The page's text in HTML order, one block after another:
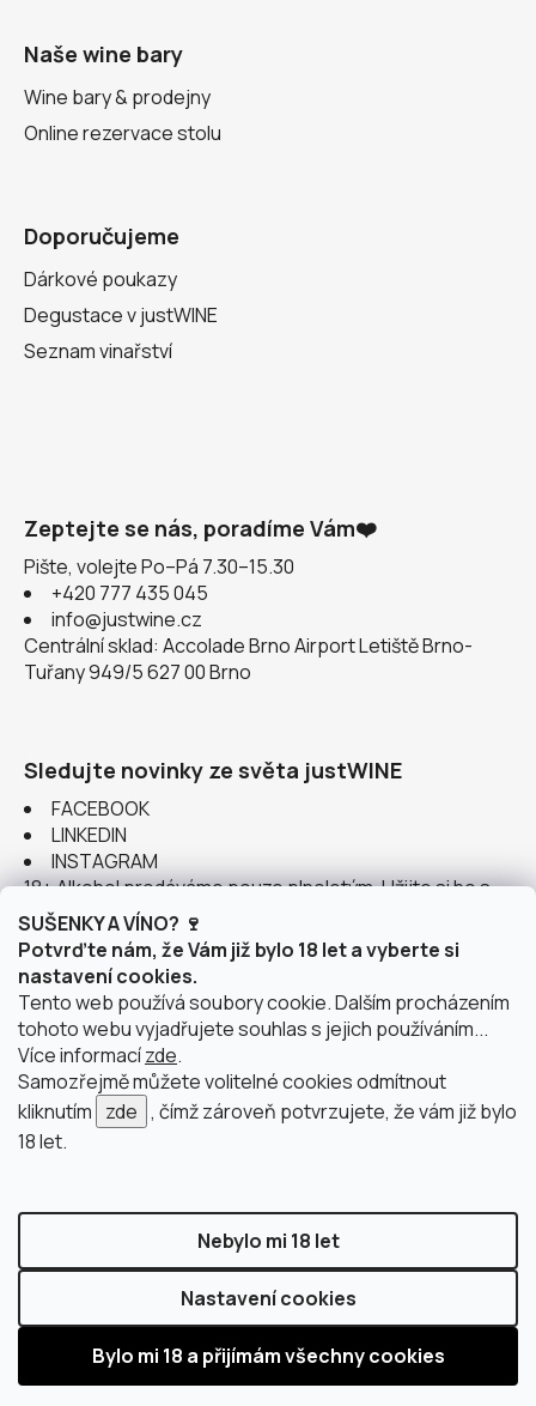
SUŠENKY A VÍNO? 🍷
Potvrďte nám, že Vám již bylo 18 let a vyberte si
nastavení cookies.
Tento web používá soubory cookie. Dalším procházením
tohoto webu vyjadřujete souhlas s jejich používáním...
Více informacízde.
Samozřejmě můžete volitelné cookies odmítnout
kliknutím zde , čímž zároveň potvrzujete, že vám již bylo
18 let.
Nebylo mi 18 let
Nastavení cookies
Naše wine bary
Wine bary & prodejny
Online rezervace stolu
Doporučujeme
Dárkové poukazy
Degustace v justWINE
Seznam vinařství
Zeptejte se nás, poradíme Vám❤️
Pište, volejte Po–Pá 7.30–15.30
+420 777 435 045
info@justwine.cz
Centrální sklad: Accolade Brno Airport Letiště Brno-
Tuřany 949/5 627 00 Brno
Sledujte novinky ze světa justWINE
FACEBOOK
LINKEDIN
INSTAGRAM
18+ Alkohol prodáváme pouze plnoletým. Užijte si ho s
rozumem.
Instagram
Vytvořil Shoptet
Upravit nastavení cookies